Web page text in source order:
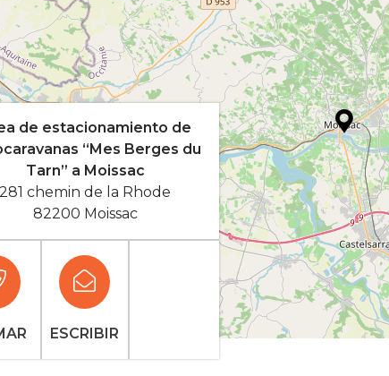
de estacionamiento de
“Mes Berges du
Tarn” a Moissac
281 chemin de la Rhode
82200 Moissac
ESCRIBIR